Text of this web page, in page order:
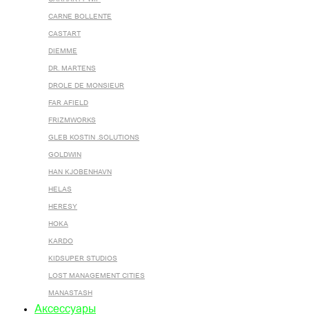
CARNE BOLLENTE
CASTART
DIEMME
DR. MARTENS
DROLE DE MONSIEUR
FAR AFIELD
FRIZMWORKS
GLEB KOSTIN .SOLUTIONS
GOLDWIN
HAN KJOBENHAVN
HELAS
HERESY
HOKA
KARDO
KIDSUPER STUDIOS
LOST MANAGEMENT CITIES
MANASTASH
Аксессуары